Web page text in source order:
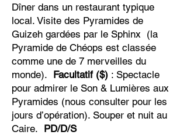
Dîner dans un restaurant typique
local. Visite des Pyramides de
Guizeh gardées par le Sphinx (la
Pyramide de Chéops est classée
comme une de 7 merveilles du
monde). Facultatif ($) : Spectacle
pour admirer le Son & Lumières aux
Pyramides (nous consulter pour les
jours d’opération). Souper et nuit au
Caire. PD/D/S